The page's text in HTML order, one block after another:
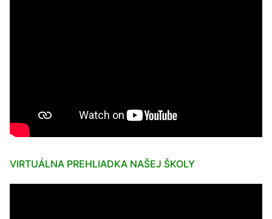
VIRTUÁLNA PREHLIADKA NAŠEJ ŠKOLY